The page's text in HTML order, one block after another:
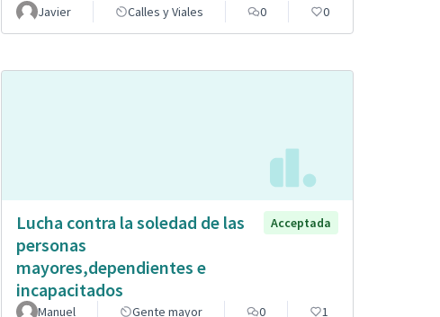
Javier Calles y Viales 0 0
Lucha contra la soledad de las
personas
mayores,dependientes e
incapacitados
Acceptada
Manuel Gente mayor 0 1